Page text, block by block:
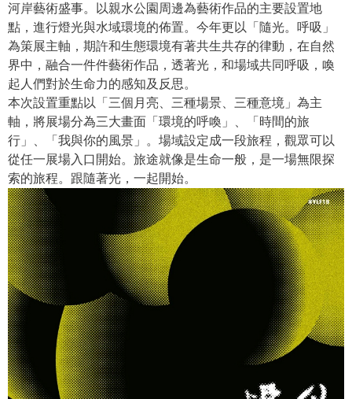
河岸藝術盛事。以親水公園周邊為藝術作品的主要設置地
點，進行燈光與水域環境的佈置。今年更以「隨光。呼吸」
為策展主軸，期許和生態環境有著共生共存的律動，在自然
界中，融合一件件藝術作品，透著光，和場域共同呼吸，喚
起人們對於生命力的感知及反思。
本次設置重點以「三個月亮、三種場景、三種意境」為主
軸，將展場分為三大畫面「環境的呼喚」、「時間的旅
行」、「我與你的風景」。場域設定成一段旅程，觀眾可以
從任一展場入口開始。旅途就像是生命一般，是一場無限探
索的旅程。跟隨著光，一起開始。